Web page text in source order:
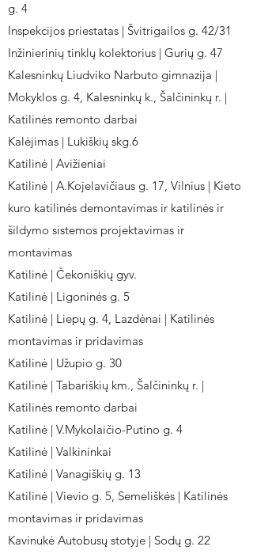
g. 4
Inspekcijos priestatas | Švitrigailos g. 42/31
Inžinierinių tinklų kolektorius | Gurių g. 47
Kalesninkų Liudviko Narbuto gimnazija |
Mokyklos g. 4, Kalesninkų k., Šalčininkų r. |
Katilinės remonto darbai
Kalėjimas | Lukiškių skg.6
Katilinė | Avižieniai
Katilinė | A.Kojelavičiaus g. 17, Vilnius | Kieto
kuro katilinės demontavimas ir katilinės ir
šildymo sistemos projektavimas ir
montavimas
Katilinė | Čekoniškių gyv.
Katilinė | Ligoninės g. 5
Katilinė | Liepų g. 4, Lazdėnai | Katilinės
montavimas ir pridavimas
Katilinė | Užupio g. 30
Katilinė | Tabariškių km., Šalčininkų r. |
Katilinės remonto darbai
Katilinė | V.Mykolaičio-Putino g. 4
Katilinė | Valkininkai
Katilinė | Vanagiškių g. 13
Katilinė | Vievio g. 5, Semeliškės | Katilinės
montavimas ir pridavimas
Kavinukė Autobusų stotyje | Sodų g. 22